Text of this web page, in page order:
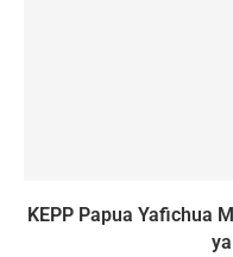
KEPP Papua Yafichua